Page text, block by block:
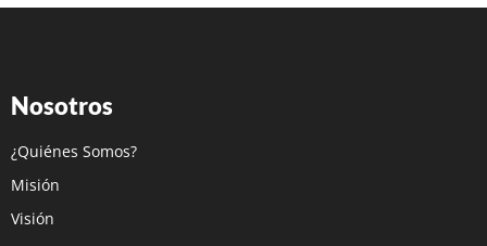
Nosotros
¿Quiénes Somos?
Misión
Visión